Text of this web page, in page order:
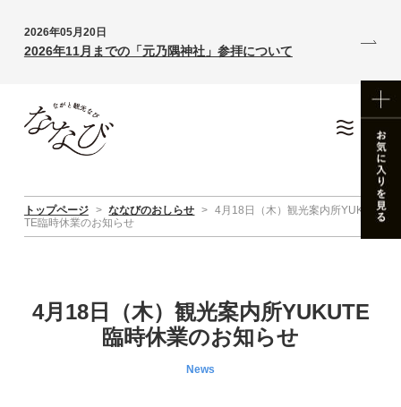
2026年05月20日
2026年11月までの「元乃隅神社」参拝について
トップページ > ななびのおしらせ > 4月18日（木）観光案内所YUKU
TE臨時休業のお知らせ
4月18日（木）観光案内所YUKUTE
臨時休業のお知らせ
News